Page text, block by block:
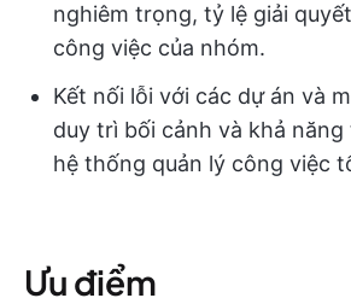
nghiêm trọng, tỷ lệ giải
công việc của nhóm.
Kết nối lỗi với các dự án và
duy trì bối cảnh và khả
hệ thống quản lý công việc
Ưu điểm